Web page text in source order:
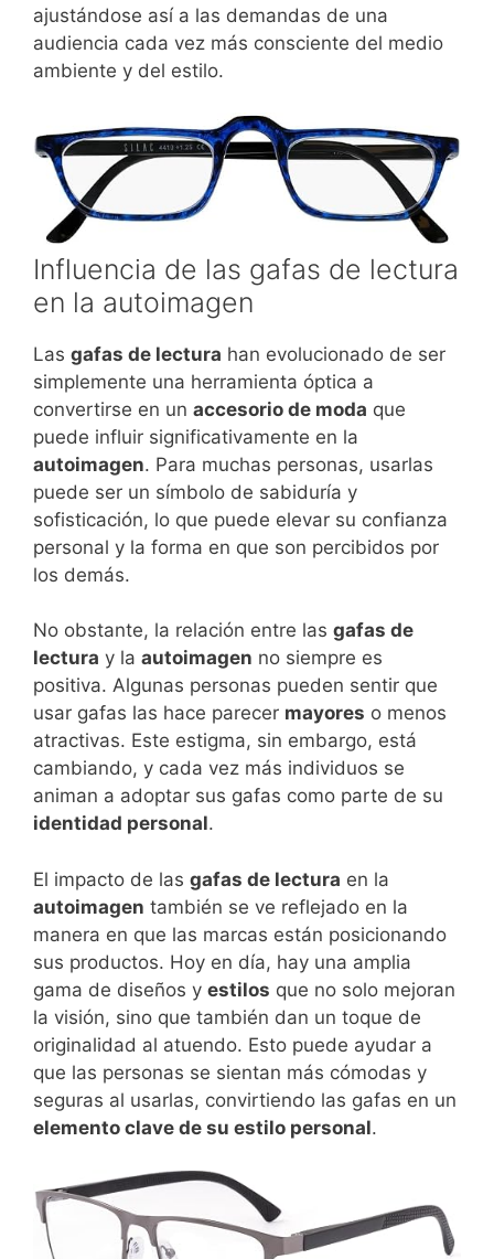
ajustándose así a las demandas de una
audiencia cada vez más consciente del medio
ambiente y del estilo.
Influencia de las gafas de lectura
en la autoimagen
Las gafas de lectura han evolucionado de ser
simplemente una herramienta óptica a
convertirse en un accesorio de moda que
puede influir significativamente en la
autoimagen. Para muchas personas, usarlas
puede ser un símbolo de sabiduría y
sofisticación, lo que puede elevar su confianza
personal y la forma en que son percibidos por
los demás.
No obstante, la relación entre las gafas de
lectura y la autoimagen no siempre es
positiva. Algunas personas pueden sentir que
usar gafas las hace parecer mayores o menos
atractivas. Este estigma, sin embargo, está
cambiando, y cada vez más individuos se
animan a adoptar sus gafas como parte de su
identidad personal.
El impacto de las gafas de lectura en la
autoimagen también se ve reflejado en la
manera en que las marcas están posicionando
sus productos. Hoy en día, hay una amplia
gama de diseños y estilos que no solo mejoran
la visión, sino que también dan un toque de
originalidad al atuendo. Esto puede ayudar a
que las personas se sientan más cómodas y
seguras al usarlas, convirtiendo las gafas en un
elemento clave de su estilo personal.